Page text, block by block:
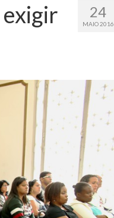
24
MAIO 2016